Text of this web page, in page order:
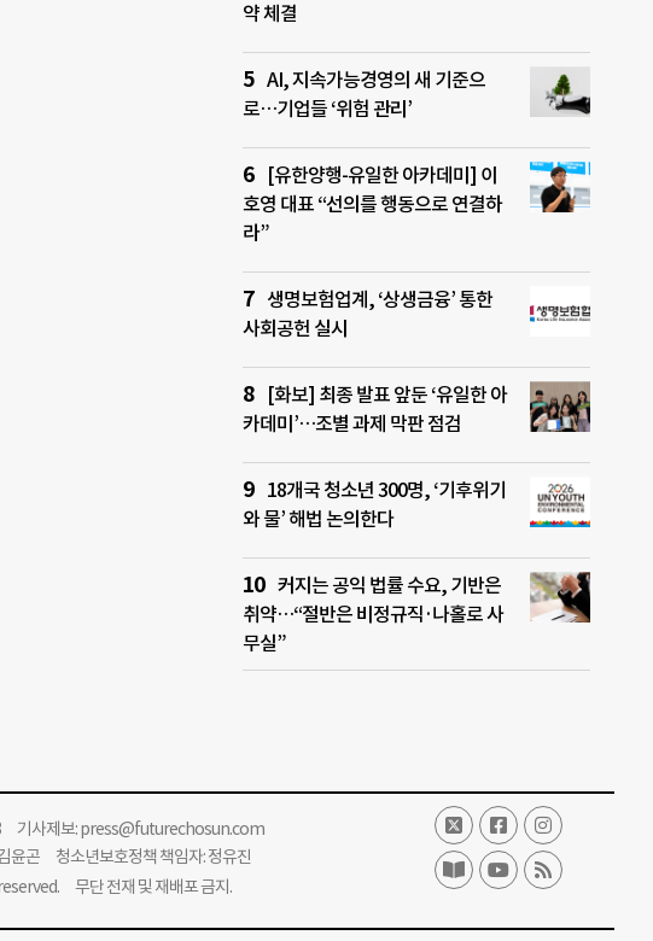
약 체결
AI, 지속가능경영의 새 기준으
로…기업들 ‘위험 관리’
[유한양행-유일한 아카데미] 이
호영 대표 “선의를 행동으로 연결하
라”
생명보험업계, ‘상생금융’ 통한
사회공헌 실시
[화보] 최종 발표 앞둔 ‘유일한 아
카데미’…조별 과제 막판 점검
18개국 청소년 300명, ‘기후위기
와 물’ 해법 논의한다
커지는 공익 법률 수요, 기반은
취약…“절반은 비정규직·나홀로 사
무실”
기사제보:press@futurechosun.com
윤곤 청소년보호정책 책임자: 정유진
무단 전재 및 재배포 금지.